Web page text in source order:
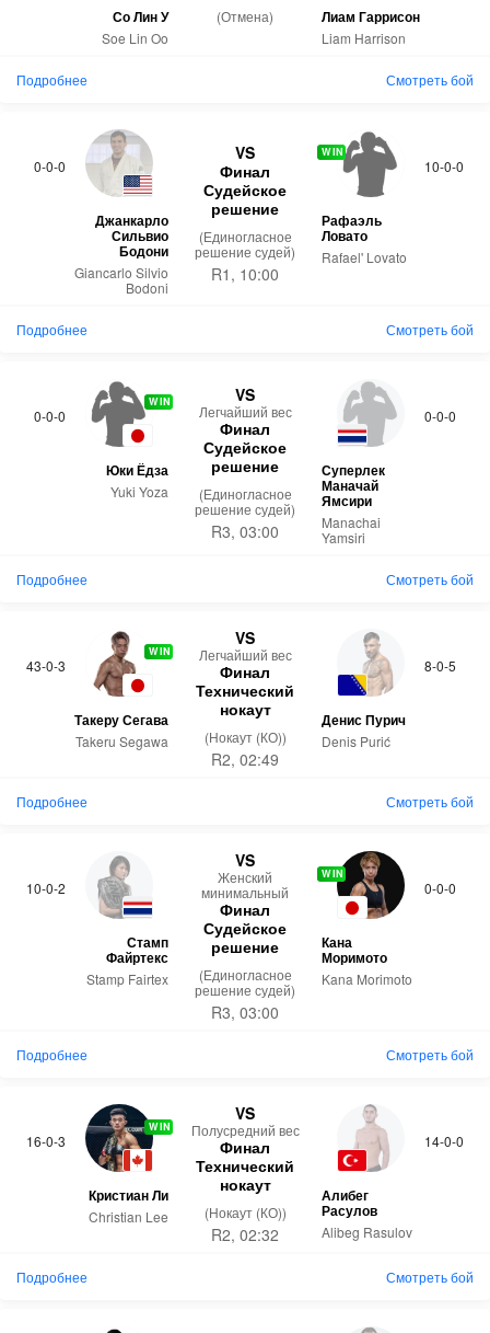
Со Лин У
Soe Lin Oo
(Отмена)
Смотреть бой
Лиам Гаррисон
Liam Harrison
Подробнее
0-0-0
Джанкарло
Сильвио
Бодони
Giancarlo Silvio
Bodoni
VS
Финал
Судейское
решение
(Единогласное
решение судей)
R1, 10:00
Смотреть бой
10-0-0
WIN
Рафаэль
Ловато
Rafael' Lovato
Подробнее
0-0-0
WIN
Юки Ёдза
Yuki Yoza
VS
Легчайший вес
Финал
Судейское
решение
(Единогласное
решение судей)
R3, 03:00
Смотреть бой
0-0-0
Суперлек
Маначай
Ямсири
Manachai
Yamsiri
Подробнее
43-0-3
WIN
Такеру Сегава
Takeru Segawa
VS
Легчайший вес
Финал
Технический
нокаут
(Нокаут (КО))
R2, 02:49
Смотреть бой
8-0-5
Денис Пурич
Denis Purić
Подробнее
10-0-2
Стамп
Файртекс
Stamp Fairtex
VS
Женский
минимальный
Финал
Судейское
решение
(Единогласное
решение судей)
R3, 03:00
Смотреть бой
0-0-0
WIN
Кана
Моримото
Kana Morimoto
Подробнее
16-0-3
WIN
Кристиан Ли
Christian Lee
VS
Полусредний вес
Финал
Технический
нокаут
(Нокаут (КО))
R2, 02:32
Смотреть бой
14-0-0
Алибег
Расулов
Alibeg Rasulov
Подробнее